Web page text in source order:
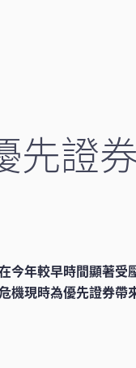
先證
今年較早時間顯著受
機現時為優先證券帶